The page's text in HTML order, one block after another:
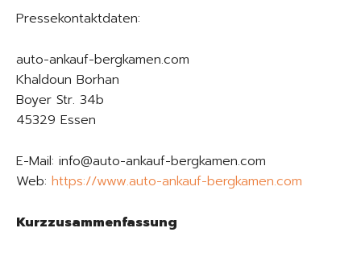
Pressekontaktdaten:
auto-ankauf-bergkamen.com
Khaldoun Borhan
Boyer Str. 34b
45329 Essen
E-Mail: info@auto-ankauf-bergkamen.com
Web: https://www.auto-ankauf-bergkamen.com
Kurzzusammenfassung